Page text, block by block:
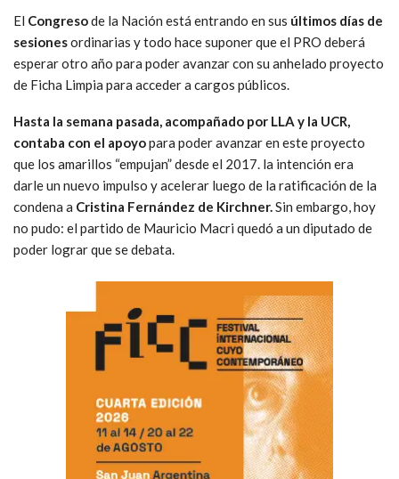
El Congresode la Nación está entrando en sus últimos días de
sesionesordinarias y todo hace suponer que el PRO deberá
esperar otro año para poder avanzar con su anhelado proyecto
de Ficha Limpia para acceder a cargos públicos.
Hasta la semana pasada, acompañado por LLA y la UCR,
contaba con el apoyopara poder avanzar en este proyecto
que los amarillos “empujan” desde el 2017. la intención era
darle un nuevo impulso y acelerar luego de la ratificación de la
condena a Cristina Fernández de Kirchner.Sin embargo, hoy
no pudo: el partido de Mauricio Macri quedó a un diputado de
poder lograr que se debata.